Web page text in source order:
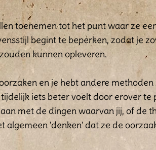
toenemen tot het punt waar ze
begint te beperken, zodat je
kunnen opleveren.
en je hebt andere
iets beter voelt door erover te
met de dingen waarvan jij, of de
algemeen 'denken' dat ze de